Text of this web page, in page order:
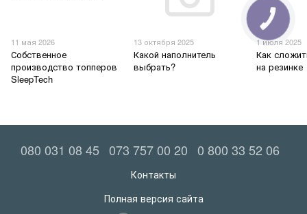
11 мая 2026
Собственное
производство топперов
SleepTech
13 октября 2025
Какой наполнитель
выбрать?
1 июля 2025
Как
на резинке
080 031 08 45 073 757 00 20 0 800 33 52 06
Контакты
Полная версия сайта